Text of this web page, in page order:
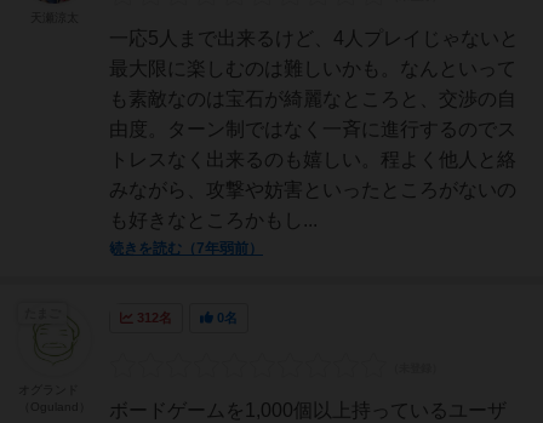
一応5人まで出来るけど、4人プレイじゃないと
最大限に楽しむのは難しいかも。なんといって
も素敵なのは宝石が綺麗なところと、交渉の自
由度。ターン制ではなく一斉に進行するのでス
トレスなく出来るのも嬉しい。程よく他人と絡
みながら、攻撃や妨害といったところがないの
も好きなところかもし...
続きを読む（7年弱前）
312名 0名
ボードゲームを1,000個以上持っているユーザ